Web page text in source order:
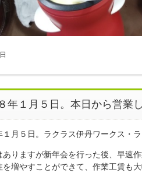
年１月５日。本日から営業
１月５日。ラクラス伊丹ワークス・
ありますが新年会を行った後、早速
を増やすことができて、作業工賃も